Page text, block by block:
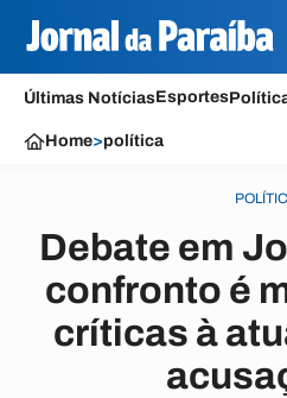
Últimas NotíciasEsportes
Home>política
Debate em
confronto é
críticas à